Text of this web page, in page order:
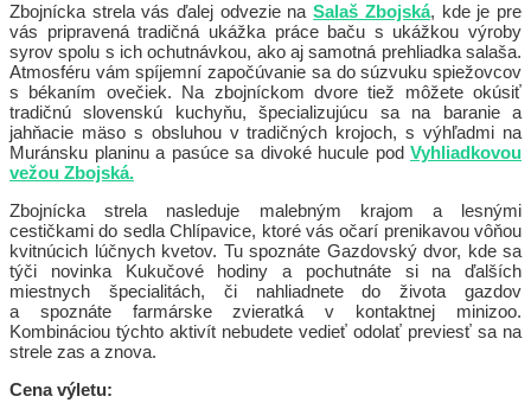
Zbojnícka strela vás ďalej odvezie naSalaš Zbojská, kde je pre
vás pripravená tradičná ukážka práce baču s ukážkou výroby
syrov spolu s ich ochutnávkou, ako aj samotná prehliadka salaša.
Atmosféru vám spíjemní započúvanie sa do súzvuku spiežovcov
s békaním ovečiek. Na zbojníckom dvore tiež môžete okúsiť
tradičnú slovenskú kuchyňu, špecializujúcu sa na baranie a
jahňacie mäso s obsluhou v tradičných krojoch, s výhľadmi na
Muránsku planinu a pasúce sa divoké hucule pod Vyhliadkovou
vežou Zbojská.
Zbojnícka strela nasleduje malebným krajom a lesnými
cestičkami do sedla Chlípavice, ktoré vás očarí prenikavou vôňou
kvitnúcich lúčnych kvetov. Tu spoznáte Gazdovský dvor, kde sa
týči novinka Kukučové hodiny a pochutnáte si na ďalších
miestnych špecialitách, či nahliadnete do života gazdov
a spoznáte farmárske zvieratká v kontaktnej minizoo.
Kombináciou týchto aktivít nebudete vedieť odolať previesť sa na
strele zas a znova.
Cena výletu: